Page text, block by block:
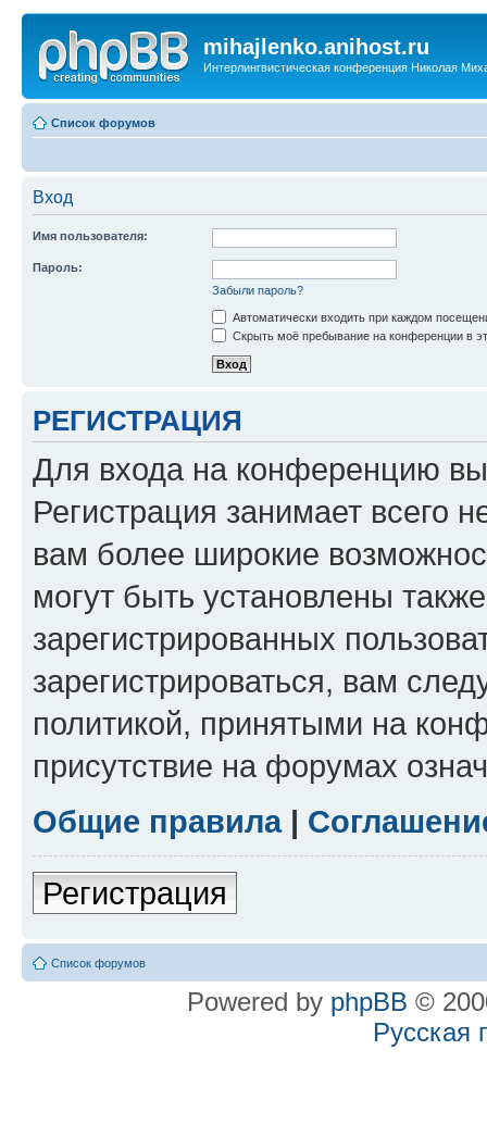
mihajlenko.anihost.ru
Интерлингвистическая конференция Николая
Список форумов
Вход
Имя пользователя:
Пароль:
Забыли пароль?
Автоматически входить при каждом
Скрыть моё пребывание на конференции в
РЕГИСТРАЦИЯ
Для входа на конференцию
Регистрация занимает всего
вам более широкие
могут быть установлены
зарегистрированных
зарегистрироваться, вам
политикой, принятыми на
присутствие на форумах
Общие правила|
Регистрация
Список форумов
Powered by phpBB ©
Русская